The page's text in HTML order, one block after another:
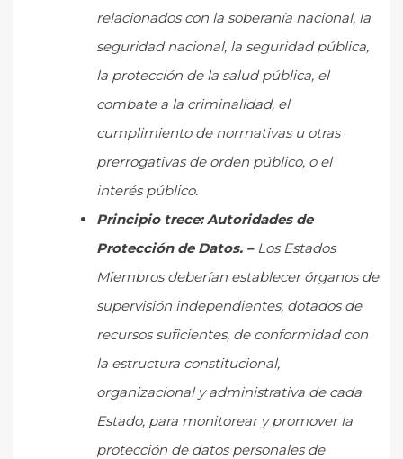
relacionados con la soberanía nacional, la
seguridad nacional, la seguridad pública,
la protección de la salud pública, el
combate a la criminalidad, el
cumplimiento de normativas u otras
prerrogativas de orden público, o el
interés público.
Principio trece: Autoridades de
Protección de Datos. –Los Estados
Miembros deberían establecer órganos de
supervisión independientes, dotados de
recursos suficientes, de conformidad con
la estructura constitucional,
organizacional y administrativa de cada
Estado, para monitorear y promover la
protección de datos personales de